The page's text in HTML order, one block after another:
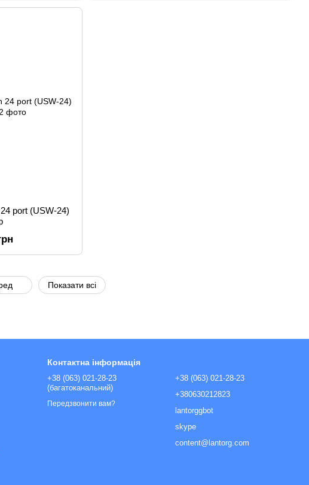
port (USW-24)
Показати всі
Контактна інформація
+38 (063) 021-28-23
(багатоканальний)
Передзвонити вам?
+38 (063) 021-28-23
+380630212823
lantorggbot
skype
content@lantorg.com